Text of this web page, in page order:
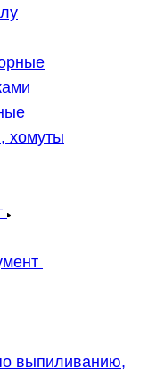
хомуты
выпиливанию,